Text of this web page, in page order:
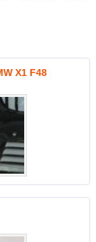
X1 F48